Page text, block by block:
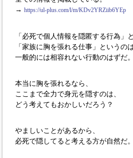
→https://ul-plus.com/l/m/KDv2YRZiib6YEp
「必死で個人情報を隠匿する行為」と
「家族に胸を張れる仕事」というのは
一般的には相容れない行動のはずだ。
本当に胸を張れるなら、
ここまで全力で身元を隠すのは、
どう考えてもおかしいだろう？
やましいことがあるから、
必死で隠してると考える方が自然だ。